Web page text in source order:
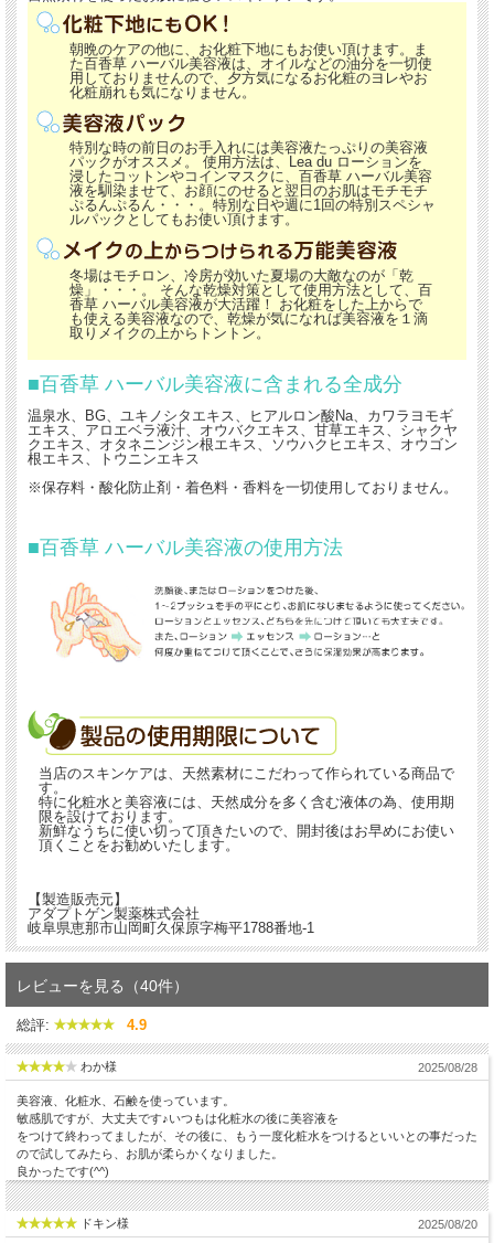
朝晩のケアの他に、お化粧下地にもお使い頂けます。ま
た百香草 ハーバル美容液は、オイルなどの油分を一切使
用しておりませんので、夕方気になるお化粧のヨレやお
化粧崩れも気になりません。
特別な時の前日のお手入れには美容液たっぷりの美容液
パックがオススメ。 使用方法は、Lea du ローションを
浸したコットンやコインマスクに、百香草 ハーバル美容
液を馴染ませて、お顔にのせると翌日のお肌はモチモチ
ぷるんぷるん・・・。特別な日や週に1回の特別スペシャ
ルパックとしてもお使い頂けます。
冬場はモチロン、冷房が効いた夏場の大敵なのが「乾
燥」・・・。 そんな乾燥対策として使用方法として、百
香草 ハーバル美容液が大活躍！ お化粧をした上からで
も使える美容液なので、乾燥が気になれば美容液を１滴
取りメイクの上からトントン。
■百香草 ハーバル美容液に含まれる全成分
温泉水、BG、ユキノシタエキス、ヒアルロン酸Na、カワラヨモギ
エキス、アロエベラ液汁、オウバクエキス、甘草エキス、シャクヤ
クエキス、オタネニンジン根エキス、ソウハクヒエキス、オウゴン
根エキス、トウニンエキス
※保存料・酸化防止剤・着色料・香料を一切使用しておりません。
■百香草 ハーバル美容液の使用方法
当店のスキンケアは、天然素材にこだわって作られている商品で
す。
特に化粧水と美容液には、天然成分を多く含む液体の為、使用期
限を設けております。
新鮮なうちに使い切って頂きたいので、開封後はお早めにお使い
頂くことをお勧めいたします。
【製造販売元】
アダプトゲン製薬株式会社
岐阜県恵那市山岡町久保原字梅平1788番地-1
レビューを見る（40件）
総評: 4.9
わか様 2025/08/28
美容液、化粧水、石鹸を使っています。
敏感肌ですが、大丈夫です♪いつもは化粧水の後に美容液を
をつけて終わってましたが、その後に、もう一度化粧水をつけるといいとの事だった
ので試してみたら、お肌が柔らかくなりました。
良かったです(^^)
ドキン様 2025/08/20